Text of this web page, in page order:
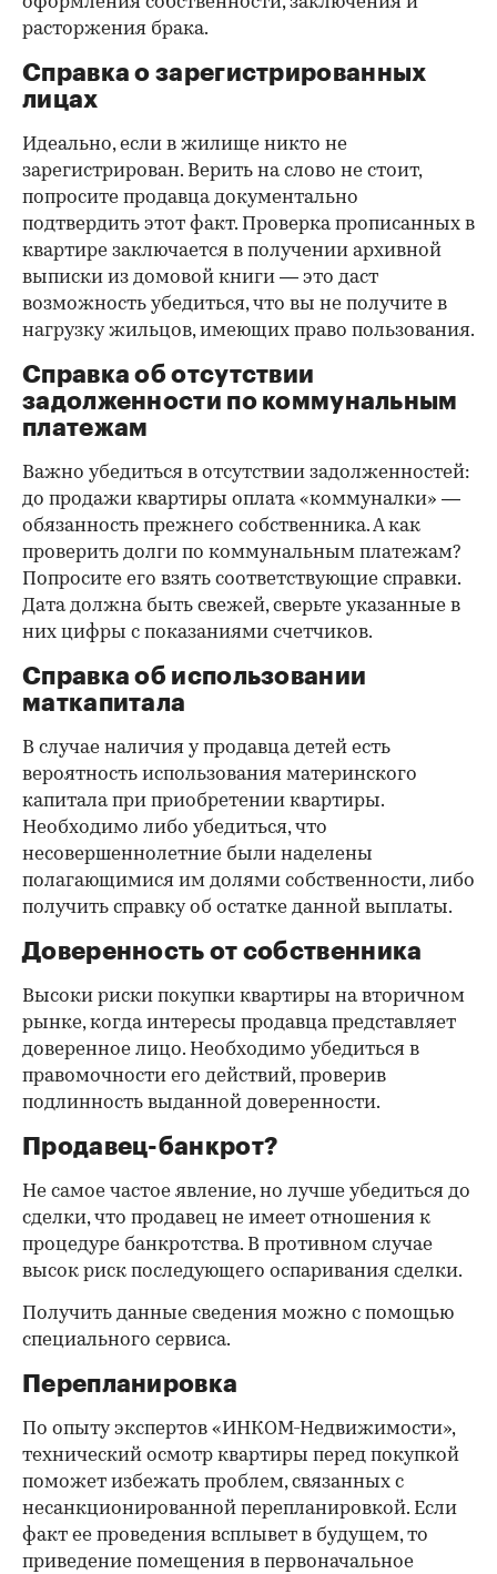
расторжения брака.
Справка о зарегистрированных
лицах
Идеально, если в жилище никто не
зарегистрирован. Верить на слово не стоит,
попросите продавца документально
подтвердить этот факт. Проверка прописанных в
квартире заключается в получении архивной
выписки из домовой книги — это даст
возможность убедиться, что вы не получите в
нагрузку жильцов, имеющих право пользования.
Справка об отсутствии
задолженности по коммунальным
платежам
Важно убедиться в отсутствии задолженностей:
до продажи квартиры оплата «коммуналки» —
обязанность прежнего собственника. А как
проверить долги по коммунальным платежам?
Попросите его взять соответствующие справки.
Дата должна быть свежей, сверьте указанные в
них цифры с показаниями счетчиков.
Справка об использовании
маткапитала
В случае наличия у продавца детей есть
вероятность использования материнского
капитала при приобретении квартиры.
Необходимо либо убедиться, что
несовершеннолетние были наделены
полагающимися им долями собственности, либо
получить справку об остатке данной выплаты.
Доверенность от собственника
Высоки риски покупки квартиры на вторичном
рынке, когда интересы продавца представляет
доверенное лицо. Необходимо убедиться в
правомочности его действий, проверив
подлинность выданной доверенности.
Продавец-банкрот?
Не самое частое явление, но лучше убедиться до
сделки, что продавец не имеет отношения к
процедуре банкротства. В противном случае
высок риск последующего оспаривания сделки.
Получить данные сведения можно с помощью
специального сервиса.
Перепланировка
По опыту экспертов «ИНКОМ-Недвижимости»,
технический осмотр квартиры перед покупкой
поможет избежать проблем, связанных с
несанкционированной перепланировкой. Если
факт ее проведения всплывет в будущем, то
приведение помещения в первоначальное